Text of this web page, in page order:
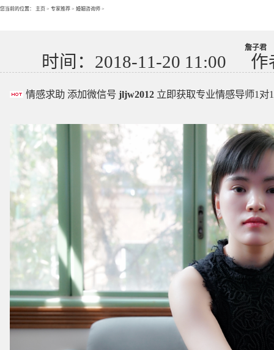
您当前的位置： 主页 > 专家推荐 > 婚姻咨询师 >
詹子君
时间：2018-11-20 11:00 作
情感求助 添加微信号 jljw2012 立即获取专业情感导师1对